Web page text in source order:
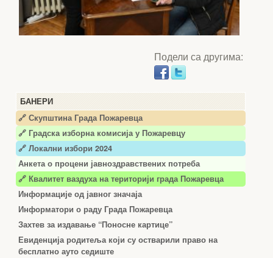
БАНЕРИ
🔗 Скупштина Града Пожаревца
🔗 Градска изборна комисија у Пожаревцу
🔗 Локални избори 2024
Анкета о процени јавноздравствених потреба
🔗 Квалитет ваздуха на територији града Пожаревца
Информације од јавног значаја
Информатори о раду Града Пожаревца
Захтев за издавање “Поносне картице”
Евиденција родитеља који су остварили право на
бесплатно ауто седиште
Подели са другима: